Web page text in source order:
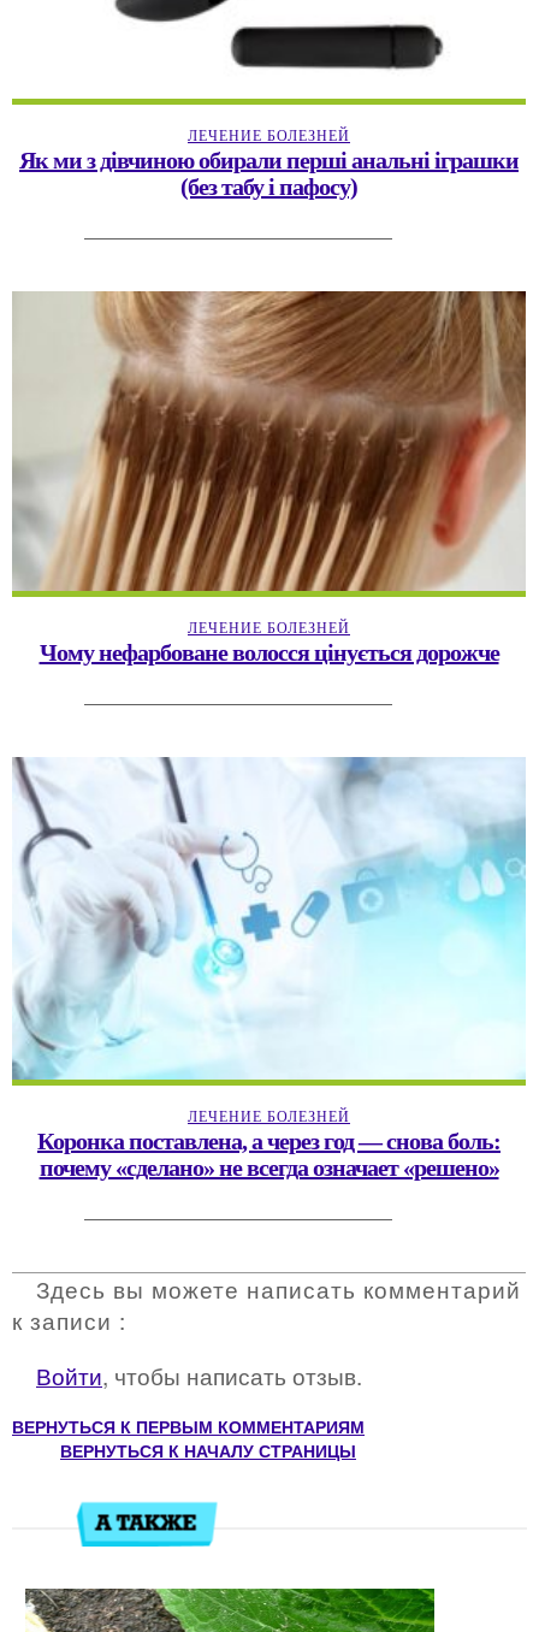
ЛЕЧЕНИЕ БОЛЕЗНЕЙ
Як ми з дівчиною обирали перші анальні іграшки
(без табу і пафосу)
ЛЕЧЕНИЕ БОЛЕЗНЕЙ
Чому нефарбоване волосся цінується дорожче
ЛЕЧЕНИЕ БОЛЕЗНЕЙ
Коронка поставлена, а через год — снова боль:
почему «сделано» не всегда означает «решено»
Здесь вы можете написать комментарий
к записи :
Войти, чтобы написать отзыв.
ВЕРНУТЬСЯ К ПЕРВЫМ КОММЕНТАРИЯМ
ВЕРНУТЬСЯ К НАЧАЛУ СТРАНИЦЫ